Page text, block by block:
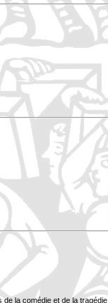
la comédie et de la tragédie.